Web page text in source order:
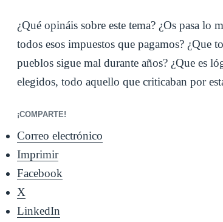
¿Qué opináis sobre este tema? ¿Os pasa lo
todos esos impuestos que pagamos? ¿Que
pueblos sigue mal durante años? ¿Que es
elegidos, todo aquello que criticaban por
¡COMPARTE!
Correo electrónico
Imprimir
Facebook
X
LinkedIn